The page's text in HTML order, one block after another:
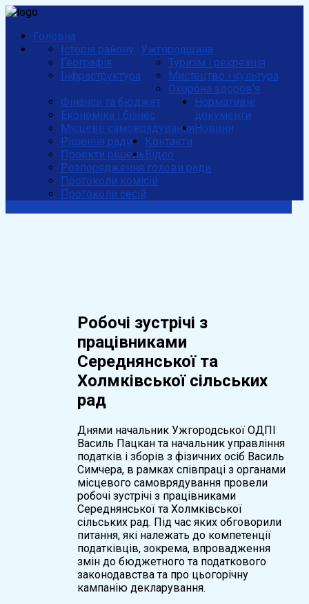
Головна
Ужгородщина
Історія району
Географія
Інфраструктура
Туризм і рекреація
Мистецтво і культура
Охорона здоров'я
Фінанси та бюджет
Економіка і бізнес
Місцеве самоврядування
Нормативні
документи
Рішення ради
Проекти рішень
Розпорядження голови ради
Протоколи комісій
Протоколи сесій
Новини
Контакти
Відео
Робочі зустрічі з
працівниками
Середнянської та
Холмківської сільських
рад
Днями начальник Ужгородської ОДПІ
Василь Пацкан та начальник управління
податків і зборів з фізичних осіб Василь
Симчера, в рамках співпраці з органами
місцевого самоврядування провели
робочі зустрічі з працівниками
Середнянської та Холмківської
сільських рад. Під час яких обговорили
питання, які належать до компетенції
податківців, зокрема, впровадження
змін до бюджетного та податкового
законодавства та про цьогорічну
кампанію декларування.